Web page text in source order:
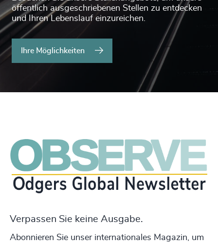
öffentlich ausgeschriebenen Stellen zu entdecken
und Ihren Lebenslauf einzureichen.
Ihre Möglichkeiten
Verpassen Sie keine Ausgabe.
Abonnieren Sie unser internationales Magazin, um